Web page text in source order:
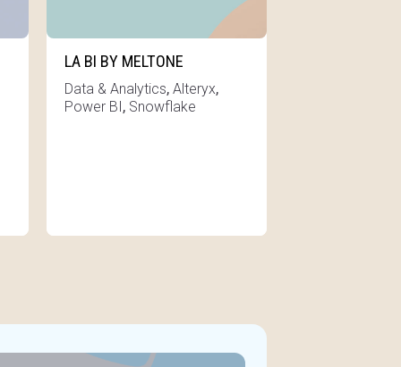
LA BI BY MELTONE
Data & Analytics, Alteryx,
Power BI, Snowflake